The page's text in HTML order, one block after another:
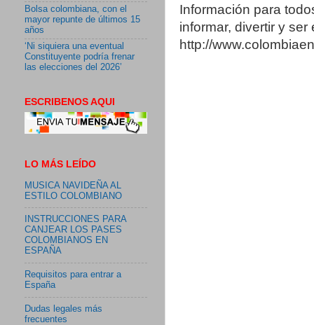
Información para
informar, divertir y
http://
Bolsa colombiana, con el
mayor repunte de últimos 15
años
‘Ni siquiera una eventual
Constituyente podría frenar
las elecciones del 2026’
ESCRIBENOS AQUI
LO MÁS LEÍDO
MUSICA NAVIDEÑA AL
ESTILO COLOMBIANO
INSTRUCCIONES PARA
CANJEAR LOS PASES
COLOMBIANOS EN
ESPAÑA
Requisitos para entrar a
España
Dudas legales más
frecuentes